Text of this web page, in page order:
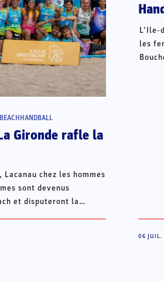
Gironde rafle la
chez les hommes
sont devenus
et disputeront la
L’Ile-
les
06 JUIL.